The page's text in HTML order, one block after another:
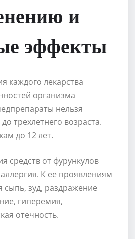
и
эффекты
каждого лекарства
организма
нельзя
трехлетнего возраста.
до 12 лет.
средств от фурункулов
К ее проявлениям
сыпь, зуд, раздражение
гиперемия,
отечность.